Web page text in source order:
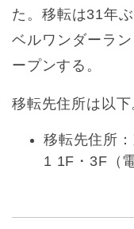
た。移転は31年
ベルワンダーラ
ープンする。
移転先住所は以下
移転先住所
1 1F・3F（